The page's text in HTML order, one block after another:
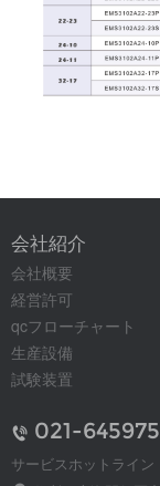
会社紹介
会社概要
経営許可
qcフローチャート
生産設備
試験装置
021-
サービスホットライ